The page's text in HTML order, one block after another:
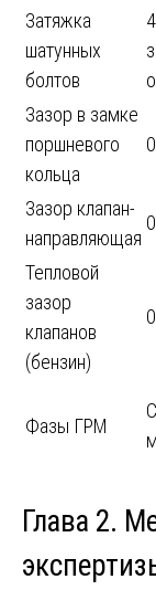
Затяжка
шатунных
болтов
Зазор в замке
поршневого
кольца
Зазор клапан-
направляющая
Тепловой
зазор
клапанов
(бензин)
Фазы ГРМ
Глава 2.